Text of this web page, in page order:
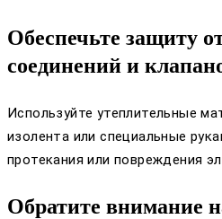
Обеспечьте защиту
соединений и
Используйте утеплительные
изолента или специальные
протекания или повреждения
Обратите внимание